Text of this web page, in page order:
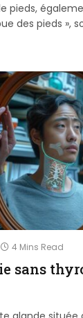
pieds,
des pieds »,
4 Mins Read
sans